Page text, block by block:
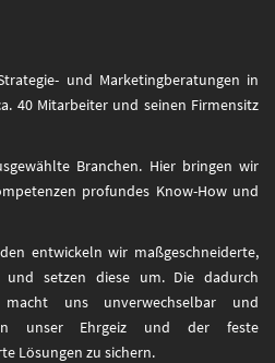
und Marketingberatungen in
40 Mitarbeiter und seinen Firmensitz
Branchen. Hier bringen wir
profundes Know-How und
entwickeln wir maßgeschneiderte,
und setzen diese um. Die dadurch
macht uns unverwechselbar und
unser Ehrgeiz und der feste
Lösungen zu sichern.